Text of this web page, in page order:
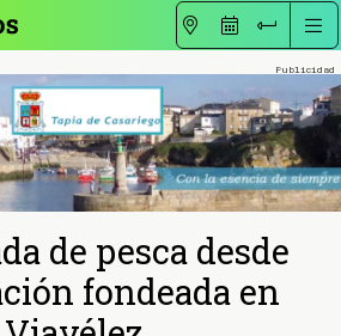
de pesca desde
fondeada en